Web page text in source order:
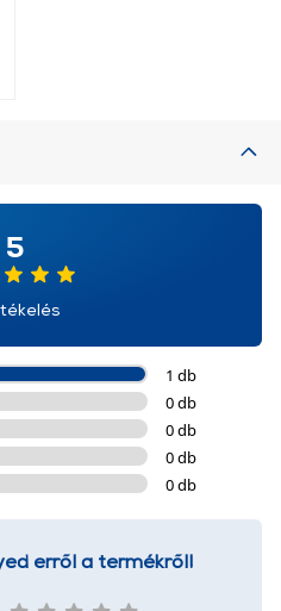
5
1 db
0 db
0 db
0 db
0 db
erről a termékről!